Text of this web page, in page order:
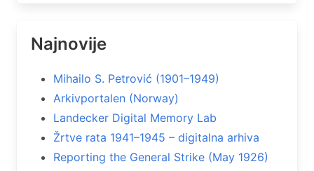
Najnovije
Mihailo S. Petrović (1901–1949)
Arkivportalen (Norway)
Landecker Digital Memory Lab
Žrtve rata 1941–1945 – digitalna arhiva
Reporting the General Strike (May 1926)